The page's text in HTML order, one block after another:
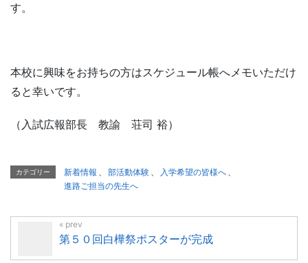
す。
本校に興味をお持ちの方はスケジュール帳へメモいただけ
ると幸いです。
（入試広報部長 教諭 荘司 裕）
カテゴリー 新着情報 部活動体験 入学希望の皆様へ
進路ご担当の先生へ
第５０回白樺祭ポスターが完成